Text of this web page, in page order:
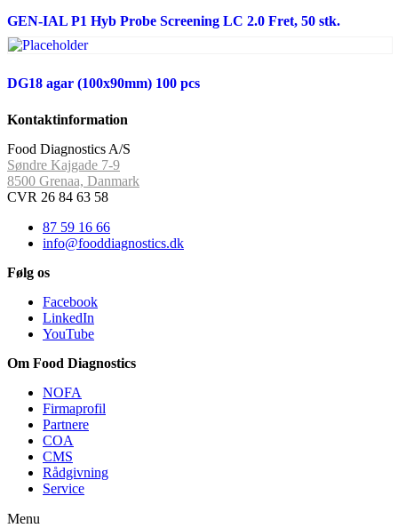
GEN-IAL P1 Hyb Probe Screening LC 2.0 Fret, 50 stk.
DG18 agar (100x90mm) 100 pcs
Kontaktinformation
Food Diagnostics A/S
Søndre Kajgade 7-9
8500 Grenaa, Danmark
CVR 26 84 63 58
87 59 16 66
info@fooddiagnostics.dk
Følg os
Facebook
LinkedIn
YouTube
Om Food Diagnostics
NOFA
Firmaprofil
Partnere
COA
CMS
Rådgivning
Service
Menu